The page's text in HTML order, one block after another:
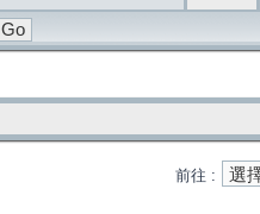
前往 :